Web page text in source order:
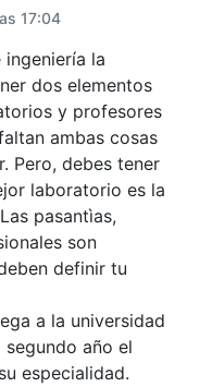
17:04
ingeniería la
dos elementos
y profesores
ambas cosas
Pero, debes tener
laboratorio es la
pasantìas,
son
definir tu
a la universidad
año el
especialidad.